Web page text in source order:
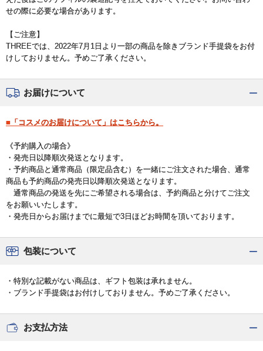
せの際に必要な場合があります。
【ご注意】
THREEでは、2022年7月1日より一部の商品を除きブランド手提袋をお付
けしておりません。予めご了承ください。
お届けについて
■「コスメのお届けについて」はこちらから。
《予約購入の場合》
・発売日以降順次発送となります。
・予約商品と通常商品（限定品含む）を一緒にご注文された場合、通常
商品も予約商品の発売日以降順次発送となります。
通常商品の発送を先にご希望される場合は、予約商品と分けてご注文
をお願いいたします。
・発売日からお届けまでに最短で3日ほどお時間を頂いております。
包装について
・特別な記載がない商品は、ギフト包装は承れません。
・ブランド手提袋はお付けしておりません。予めご了承ください。
お支払方法